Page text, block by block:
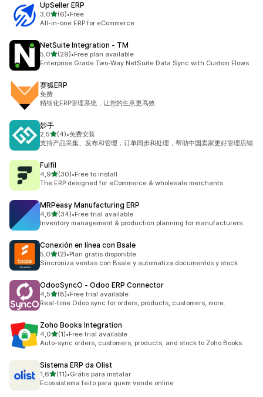
UpSeller ERP
3,0z 5 hvězd
(6)
Celkový počet recenzí: 6
•Free
All-in-one ERP for eCommerce
NetSuite Integration ‑ TM
5,0z 5 hvězd
(29)
Celkový počet recenzí: 29
•Free plan available
Enterprise Grade Two-Way NetSuite Data Sync with Custom Flows
赛狐ERP
免费
精细化ERP管理系统，让您的生意更高效
妙手
2,5z 5 hvězd
(4)
Celkový počet recenzí: 4
•免费安装
支持产品采集、发布和管理，订单同步和处理，帮助中国卖家更好管理店铺
Fulfil
4,9z 5 hvězd
(30)
Celkový počet recenzí: 30
•Free to install
The ERP designed for eCommerce & wholesale merchants
MRPeasy Manufacturing ERP
4,6z 5 hvězd
(34)
Celkový počet recenzí: 34
•Free trial available
Inventory management & production planning for manufacturers.
Conexión en línea con Bsale
5,0z 5 hvězd
(2)
Celkový počet recenzí: 2
•Plan gratis disponible
Sincroniza ventas con Bsale y automatiza documentos y stock
OdooSyncO ‑ Odoo ERP Connector
4,5z 5 hvězd
(8)
Celkový počet recenzí: 8
•Free trial available
Real-time Odoo sync for orders, products, customers, more.
Zoho Books Integration
4,0z 5 hvězd
(1)
Celkový počet recenzí: 1
•Free trial available
Auto-sync orders, customers, products, and stock to Zoho Books
Sistema ERP da Olist
1,6z 5 hvězd
(11)
Celkový počet recenzí: 11
•Grátis para instalar
Ecossistema feito para quem vende online